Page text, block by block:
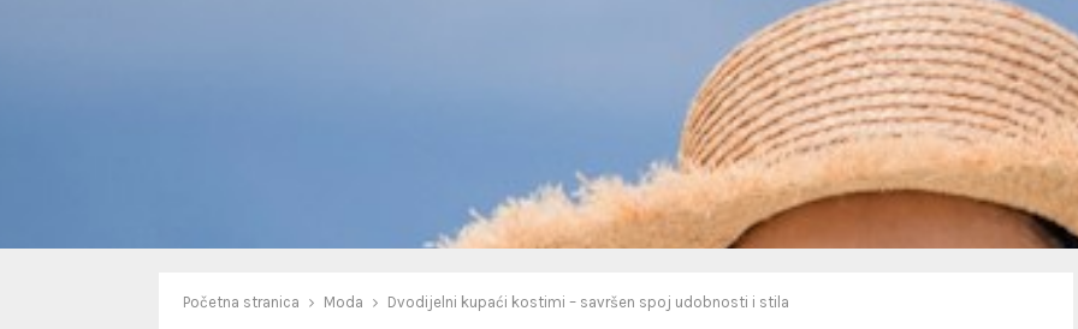
Početna stranica Moda Dvodijelni kupaći kostimi – savršen spoj udobnosti i stila